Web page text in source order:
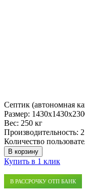
Септик (автономная
Размер:
Вес: 250 кг
Производительность:
Количество
В корзину
Купить в 1 клик
В РАССРОЧКУ ОТП БАНК